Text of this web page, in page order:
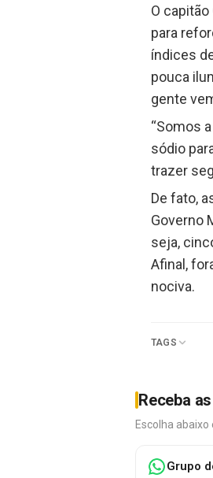
O
para
índices
pouca
gente
“Somos
sódio
trazer
De fato,
Governo
seja,
Afinal,
nociva.
TAGS
Receba
Escolha
Grupo